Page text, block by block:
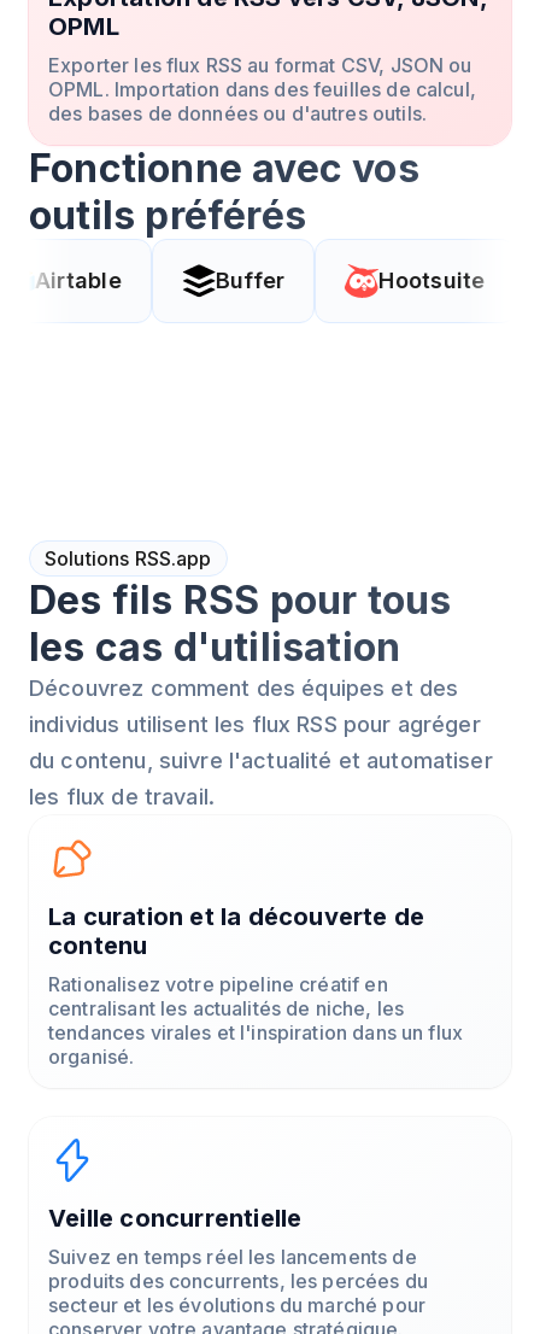
OPML
Exporter les flux RSS au format CSV, JSON ou
OPML. Importation dans des feuilles de calcul,
des bases de données ou d'autres outils.
Fonctionne avec vos
outils préférés
Buffer Hootsuite Coda
Solutions RSS.app
Des fils RSS pour tous
les cas d'utilisation
Découvrez comment des équipes et des
individus utilisent les flux RSS pour agréger
du contenu, suivre l'actualité et automatiser
les flux de travail.
La curation et la découverte de
contenu
Rationalisez votre pipeline créatif en
centralisant les actualités de niche, les
tendances virales et l'inspiration dans un flux
organisé.
Veille concurrentielle
Suivez en temps réel les lancements de
produits des concurrents, les percées du
secteur et les évolutions du marché pour
conserver votre avantage stratégique.